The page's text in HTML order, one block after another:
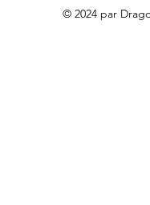
© 2024 par